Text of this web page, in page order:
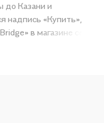
до Казани и
надпись «Купить»,
в магазине сети